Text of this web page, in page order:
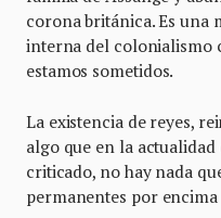
corona británica. Es una
interna del colonialismo
estamos sometidos.
La existencia de reyes,
algo que en la
criticado, no hay nada
permanentes por